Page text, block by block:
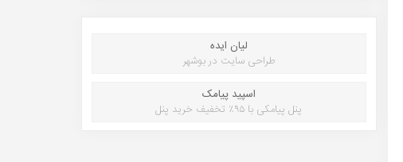
لیان ایده
طراحی سایت در بوشهر
اسپید پیامک
پنل پیامکی با ۹۵٪ تخفیف خرید پنل